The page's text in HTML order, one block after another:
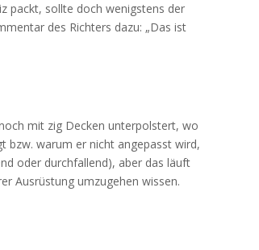
packt, sollte doch wenigstens der
des Richters dazu: „Das ist
mit zig Decken unterpolstert, wo
bzw. warum er nicht angepasst wird,
oder durchfallend), aber das läuft
Ausrüstung umzugehen wissen.